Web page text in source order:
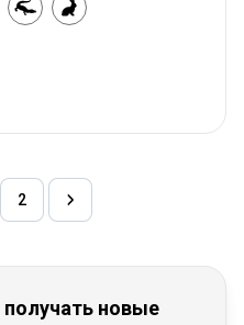
2
новые